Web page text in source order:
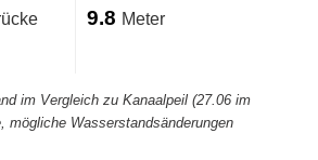
9.8 Meter
im Vergleich zu Kanaalpeil (27.06 im
mögliche Wasserstandsänderungen